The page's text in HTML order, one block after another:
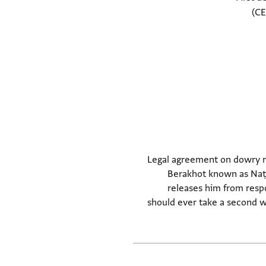
Legal agreement on dowry
Berakhot known as
releases him from
should ever take a second